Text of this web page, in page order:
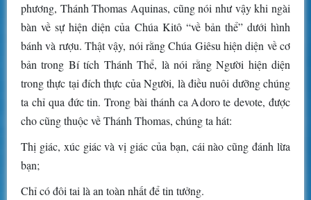
phương, Thánh Thomas Aquinas, cũng nói như vậy khi ngài
bàn về sự hiện diện của Chúa Kitô “về bản thể” dưới hình
bánh và rượu. Thật vậy, nói rằng Chúa Giêsu hiện diện về cơ
bản trong Bí tích Thánh Thể, là nói rằng Người hiện diện
trong thực tại đích thực của Người, là điều nuôi dưỡng chúng
ta chỉ qua đức tin. Trong bài thánh ca Adoro te devote, được
cho cũng thuộc về Thánh Thomas, chúng ta hát:
Thị giác, xúc giác và vị giác của bạn, cái nào cũng đánh lừa
bạn;
Chỉ có đôi tai là an toàn nhất để tin tưởng.